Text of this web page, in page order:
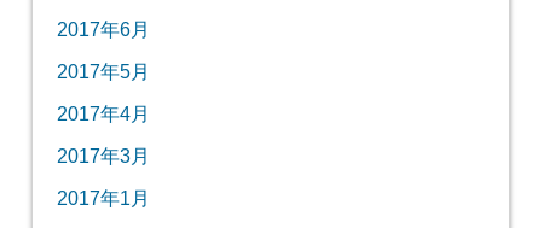
2017年6月
2017年5月
2017年4月
2017年3月
2017年1月